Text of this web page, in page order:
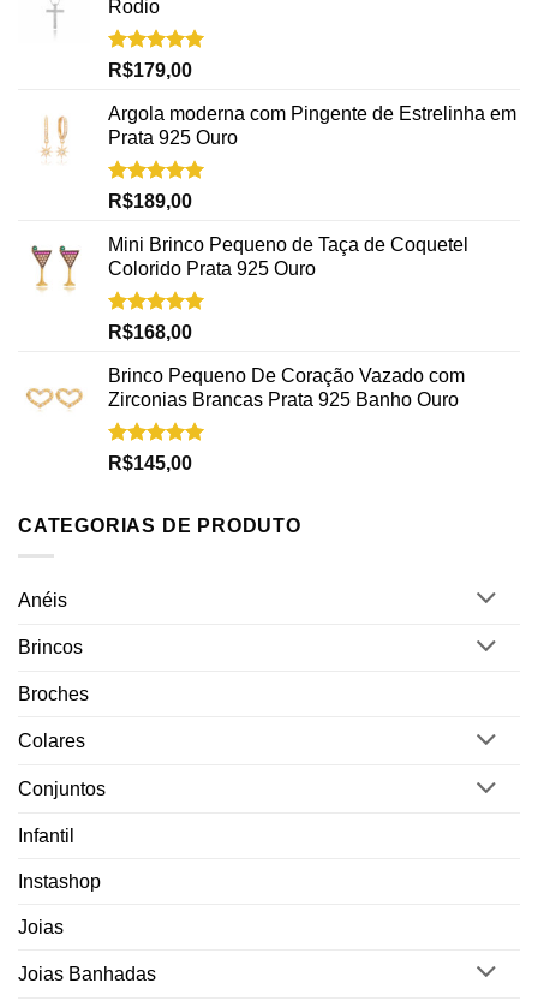
Rodio
Avaliação
R$179,00
Argola moderna com Pingente de Estrelinha em
Prata 925 Ouro
Avaliação
R$189,00
Mini Brinco Pequeno de Taça de Coquetel
Colorido Prata 925 Ouro
Avaliação
R$168,00
Brinco Pequeno De Coração Vazado com
Zirconias Brancas Prata 925 Banho Ouro
Avaliação
R$145,00
CATEGORIAS DE PRODUTO
Anéis
Brincos
Broches
Colares
Conjuntos
Infantil
Instashop
Joias
Joias Banhadas